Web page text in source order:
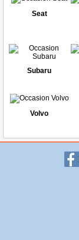
Seat
Subaru
Volvo